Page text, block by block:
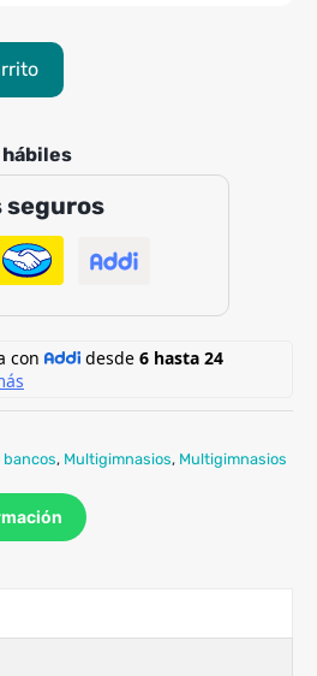
hábiles
seguros
bancos, Multigimnasios, Multigimnasios